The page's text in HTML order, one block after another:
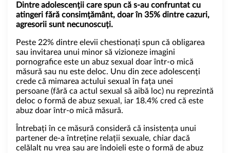
Dintre adolescenții care spun că s-au confruntat cu
atingeri fără consimțământ, doar în 35% dintre cazuri,
agresorii sunt necunoscuți.
Peste 22% dintre elevii chestionați spun că obligarea
sau invitarea unui minor să vizioneze imagini
pornografice este un abuz sexual doar într-o mică
măsură sau nu este deloc. Unu din zece adolescenți
crede că mimarea actului sexual în fața unei
persoane (fără ca actul sexual să aibă loc) nu reprezintă
deloc o formă de abuz sexual, iar 18.4% cred că este
abuz doar într-o mică măsură.
Întrebați în ce măsură consideră că insistența unui
partener de-a întreține relații sexuale, chiar dacă
celălalt nu vrea sau are îndoieli este o formă de abuz